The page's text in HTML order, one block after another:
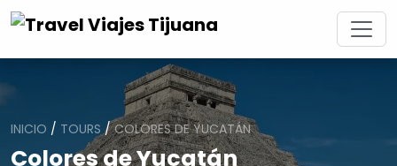
INICIO / TOURS/COLORES DE YUCATÁN
Colores de Yucatán